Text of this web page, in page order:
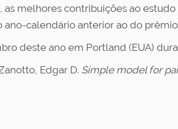
melhores contribuições ao
calendário anterior ao do
deste ano em Portland (EUA)
Edgar D. Simple model for